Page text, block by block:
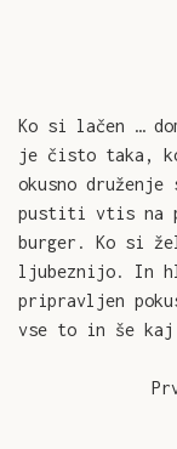
Ko si lačen …
je čisto taka,
okusno
pustiti vtis na
burger. Ko si
ljubeznijo. In
pripravljen
vse to in še